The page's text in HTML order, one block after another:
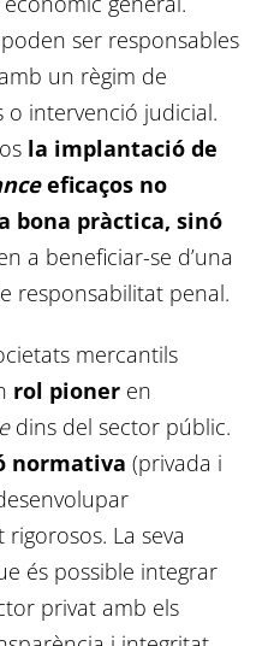
ser responsables
un règim de
o intervenció judicial.
la implantació de
eficaços no
bona pràctica, sinó
a beneficiar-se d’una
responsabilitat penal.
mercantils
rol pioner en
dins del sector públic.
normativa (privada i
La seva
és possible integrar
privat amb els